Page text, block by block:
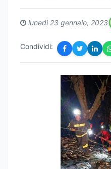
lunedì 23 gennaio, 2023
Condividi: